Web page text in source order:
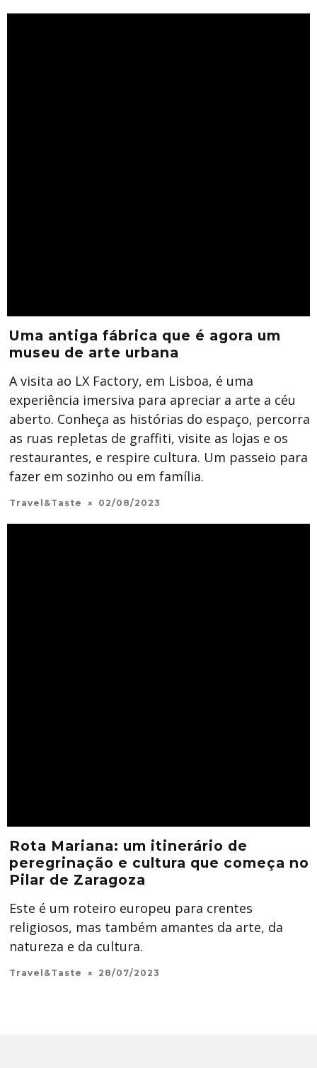
Uma antiga fábrica que é agora um
museu de arte urbana
A visita ao LX Factory, em Lisboa, é uma
experiência imersiva para apreciar a arte a céu
aberto. Conheça as histórias do espaço, percorra
as ruas repletas de graffiti, visite as lojas e os
restaurantes, e respire cultura. Um passeio para
fazer em sozinho ou em família.
Travel&Taste 02/08/2023
Rota Mariana: um itinerário de
peregrinação e cultura que começa no
Pilar de Zaragoza
Este é um roteiro europeu para crentes
religiosos, mas também amantes da arte, da
natureza e da cultura.
Travel&Taste 28/07/2023